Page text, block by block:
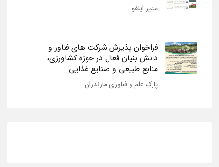
مدیر اینفو
فراخوان پذیرش شرکت های فناور و
دانش بنیان فعال در حوزه کشاورزی،
منابع طبیعی و صنایع غذایی
پارک علم و فناوری مازندران